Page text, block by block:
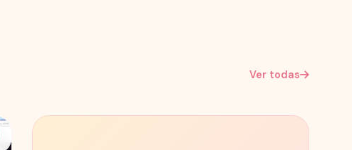
Ver todas